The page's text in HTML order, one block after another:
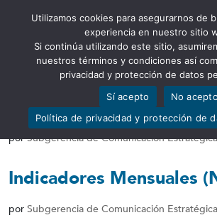
Abrir barra de
Indicadores Mensuales
porSubgerencia de Comunicación Estratégica
Indicadores Mensuales
por Subgerencia de Comunicación Estratégica
Utilizamos cookies para asegurarnos de
experiencia en nuestro sitio
Si continúa utilizando este sitio,
nuestros términos y condiciones así
privacidad y protección de datos
Sí acepto
No acepto
Política de privacidad y protección de